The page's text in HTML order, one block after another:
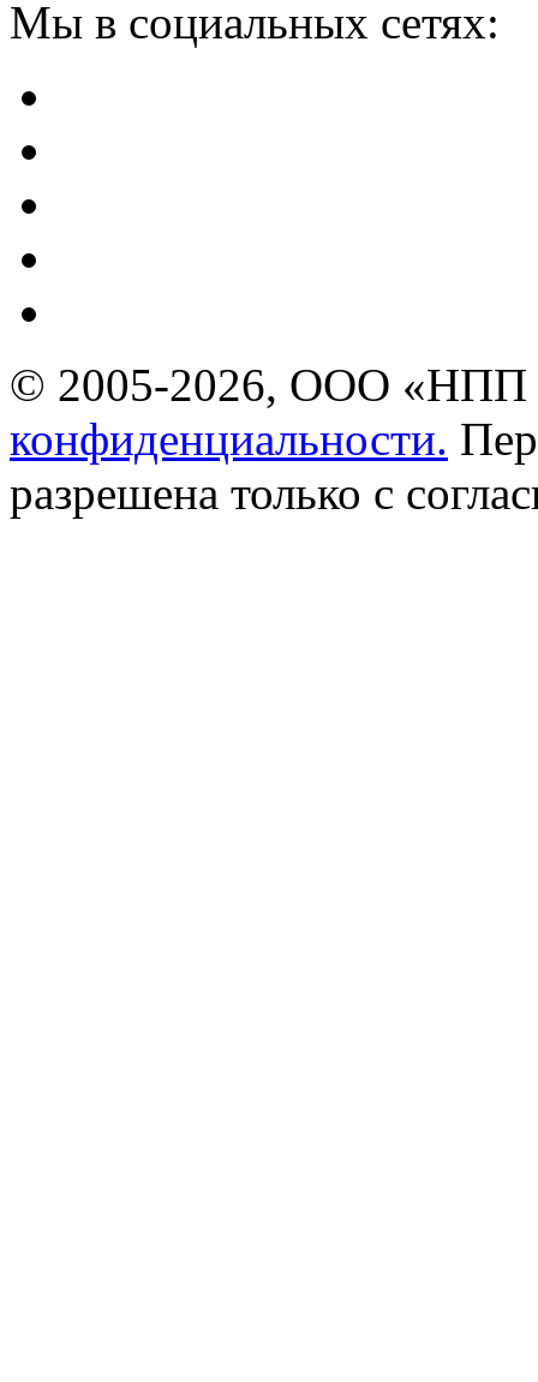
Мы в социальных сетях:
© 2005-2026, ООО «НПП
конфиденциальности.
разрешена только с